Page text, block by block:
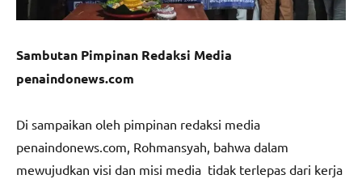
Sambutan Pimpinan Redaksi Media
penaindonews.com
Di sampaikan oleh pimpinan redaksi media
penaindonews.com, Rohmansyah, bahwa dalam
mewujudkan visi dan misi media tidak terlepas dari kerja